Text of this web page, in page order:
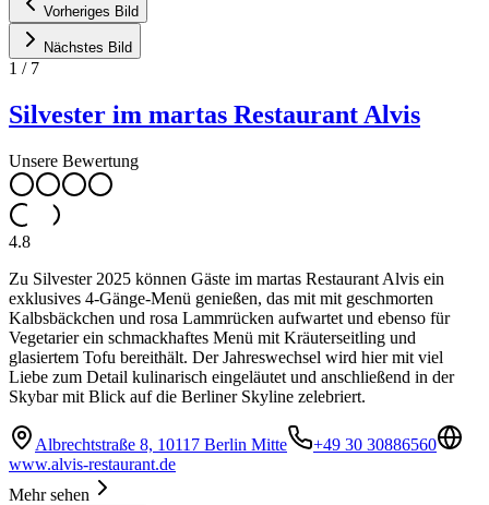
Vorheriges Bild
Nächstes Bild
1 / 7
Silvester im martas Restaurant Alvis
Unsere Bewertung
4.8
Zu Silvester 2025 können Gäste im martas Restaurant Alvis ein
exklusives 4-Gänge-Menü genießen, das mit mit geschmorten
Kalbsbäckchen und rosa Lammrücken aufwartet und ebenso für
Vegetarier ein schmackhaftes Menü mit Kräuterseitling und
glasiertem Tofu bereithält. Der Jahreswechsel wird hier mit viel
Liebe zum Detail kulinarisch eingeläutet und anschließend in der
Skybar mit Blick auf die Berliner Skyline zelebriert.
Albrechtstraße 8, 10117 Berlin Mitte
+49 30 30886560
www.alvis-restaurant.de
Mehr sehen